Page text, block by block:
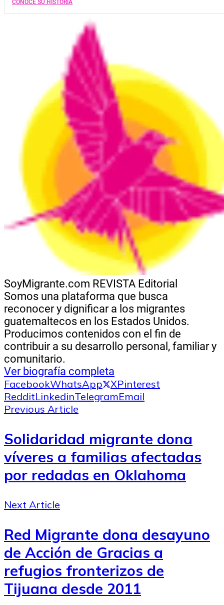
CONOCE SU HISTORIA
SoyMigrante.com REVISTA Editorial
Somos una plataforma que busca
reconocer y dignificar a los migrantes
guatemaltecos en los Estados Unidos.
Producimos contenidos con el fin de
contribuir a su desarrollo personal, familiar y
comunitario.
Ver biografía completa
FacebookWhatsApp XPinterest
RedditLinkedinTelegramEmail
Previous Article
Solidaridad migrante dona
víveres a familias afectadas
por redadas en Oklahoma
Next Article
Red Migrante dona desayuno
de Acción de Gracias a
refugios fronterizos de
Tijuana desde 2011